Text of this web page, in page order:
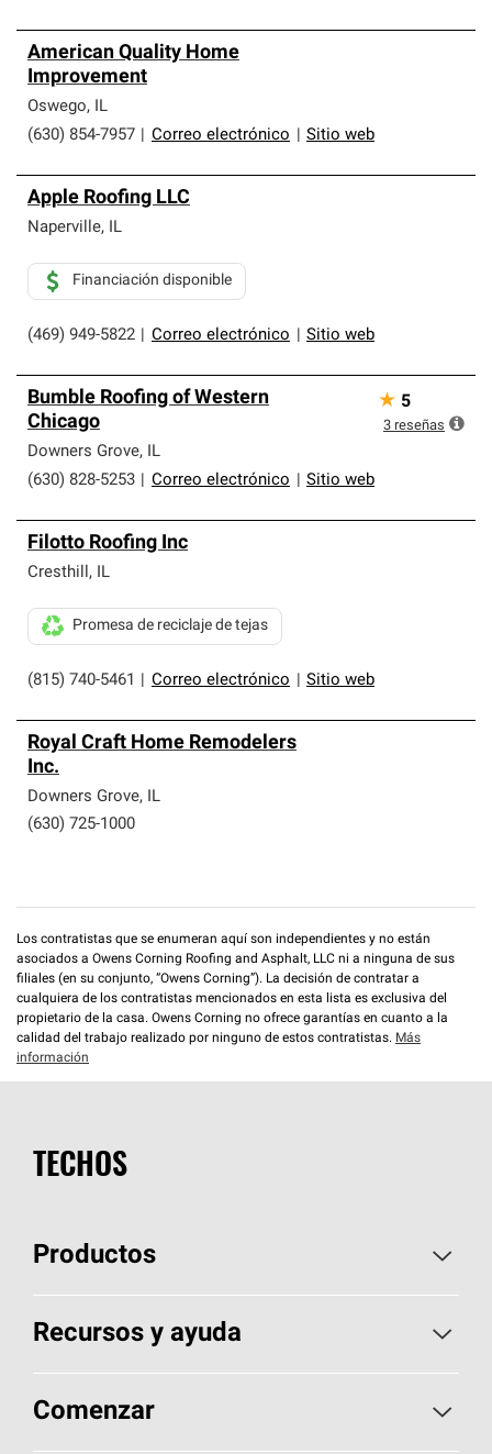
American Quality Home
Improvement
Oswego, IL
(630) 854-7957
Correo electrónico Sitio web
Apple Roofing LLC
Naperville, IL
(469) 949-5822 Correo electrónico Sitio web
Financiación disponible
Bumble Roofing of Western
Chicago
Downers Grove, IL
(630) 828-5253
Correo electrónico Sitio web
★ 5
3 reseñas
Filotto Roofing Inc
Cresthill, IL
(815) 740-5461 Correo electrónico Sitio web
Promesa de reciclaje de tejas
Royal Craft Home Remodelers
Inc.
Downers Grove, IL
(630) 725-1000
Los contratistas que se enumeran aquí son independientes y no están
asociados a Owens Corning Roofing and Asphalt, LLC ni a ninguna de sus
filiales (en su conjunto, “Owens Corning”). La decisión de contratar a
cualquiera de los contratistas mencionados en esta lista es exclusiva del
propietario de la casa. Owens Corning no ofrece garantías en cuanto a la
calidad del trabajo realizado por ninguno de estos contratistas. Más
información
TECHOS
Productos
Elija sus tejas
Encuentre un contratista
Recursos y ayuda
Aspectos básicos sobre techos
Comenzar